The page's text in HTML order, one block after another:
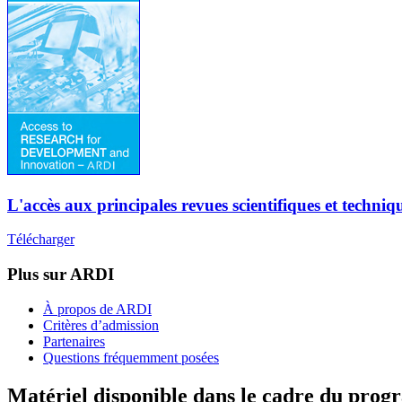
L'accès aux principales revues scientifiques et
Télécharger
Plus sur ARDI
À propos de ARDI
Critères d’admission
Partenaires
Questions fréquemment posées
Matériel disponible dans le cadre du